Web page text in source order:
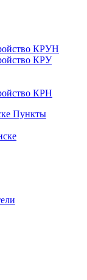
КРУН
КРУ
КРН
Пункты